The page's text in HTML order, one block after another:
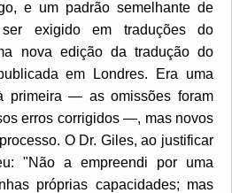
e um padrão semelhante de
ser exigido em traduções do
nova edição da tradução do
em Londres. Era uma
primeira — as omissões foram
erros corrigidos —, mas novos
O Dr. Giles, ao justificar
"Não a empreendi por uma
próprias capacidades; mas